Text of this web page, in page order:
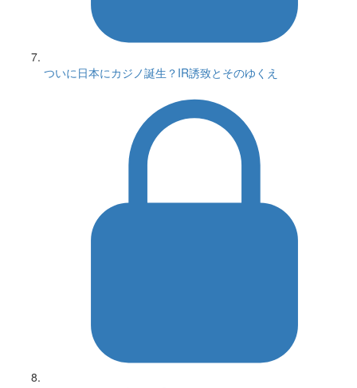
ついに日本にカジノ誕生？IR誘致とそのゆくえ